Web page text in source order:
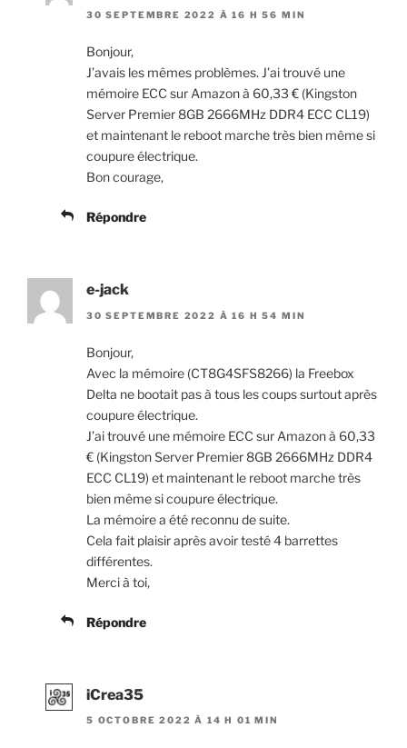
30 SEPTEMBRE 2022 À 16 H 56 MIN
Bonjour,
J’avais les mêmes problèmes. J’ai trouvé une
mémoire ECC sur Amazon à 60,33 € (Kingston
Server Premier 8GB 2666MHz DDR4 ECC CL19)
et maintenant le reboot marche très bien même si
coupure électrique.
Bon courage,
Répondre
e-jack
30 SEPTEMBRE 2022 À 16 H 54 MIN
Bonjour,
Avec la mémoire (CT8G4SFS8266) la Freebox
Delta ne bootait pas à tous les coups surtout après
coupure électrique.
J’ai trouvé une mémoire ECC sur Amazon à 60,33
€ (Kingston Server Premier 8GB 2666MHz DDR4
ECC CL19) et maintenant le reboot marche très
bien même si coupure électrique.
La mémoire a été reconnu de suite.
Cela fait plaisir après avoir testé 4 barrettes
différentes.
Merci à toi,
Répondre
iCrea35
5 OCTOBRE 2022 À 14 H 01 MIN